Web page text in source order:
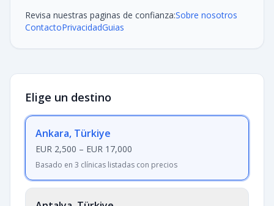
Revisa nuestras paginas de confianza:Sobre nosotros
ContactoPrivacidadGuias
Elige un destino
Ankara, Türkiye
EUR 2,500 – EUR 17,000
Basado en 3 clínicas listadas con precios